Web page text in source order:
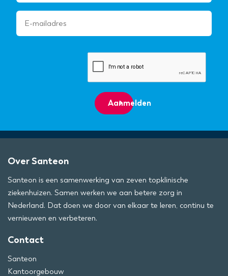
Aanmelden
Over Santeon
Santeon is een samenwerking van zeven topklinische
ziekenhuizen. Samen werken we aan betere zorg in
Nederland. Dat doen we door van elkaar te leren, continu te
vernieuwen en verbeteren.
Contact
Santeon
Kantoorgebouw